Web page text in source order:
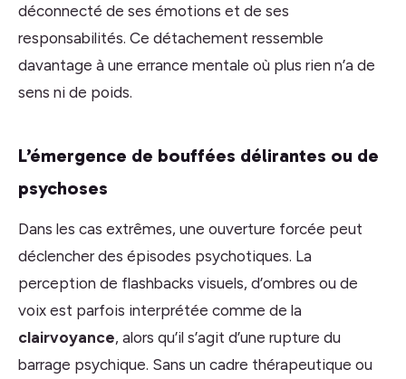
déconnecté de ses émotions et de ses
responsabilités. Ce détachement ressemble
davantage à une errance mentale où plus rien n’a de
sens ni de poids.
L’émergence de bouffées délirantes ou de
psychoses
Dans les cas extrêmes, une ouverture forcée peut
déclencher des épisodes psychotiques. La
perception de flashbacks visuels, d’ombres ou de
voix est parfois interprétée comme de la
clairvoyance, alors qu’il s’agit d’une rupture du
barrage psychique. Sans un cadre thérapeutique ou